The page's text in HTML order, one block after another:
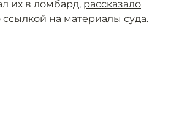
их в ломбард, рассказало
на материалы суда.